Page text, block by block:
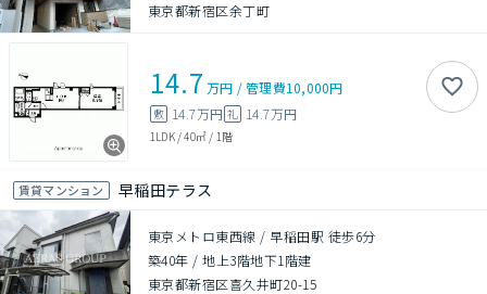
東京都新宿区余丁町
14.7 万円 /管理費10,000円
敷 14.7万円 礼 14.7万円
1LDK/40㎡ / 1階
賃貸マンション 早稲田テラス
東京メトロ東西線 / 早稲田駅 徒歩6分
築40年 /地上3階地下1階建
東京都新宿区喜久井町20-15